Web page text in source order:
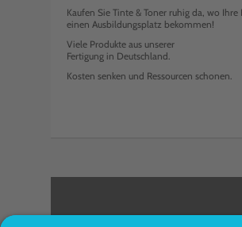
Kaufen Sie Tinte & Toner ruhig da, wo Ihre
einen Ausbildungsplatz bekommen!
Viele Produkte aus unserer
Fertigung in Deutschland.
Kosten senken und Ressourcen schonen.
<